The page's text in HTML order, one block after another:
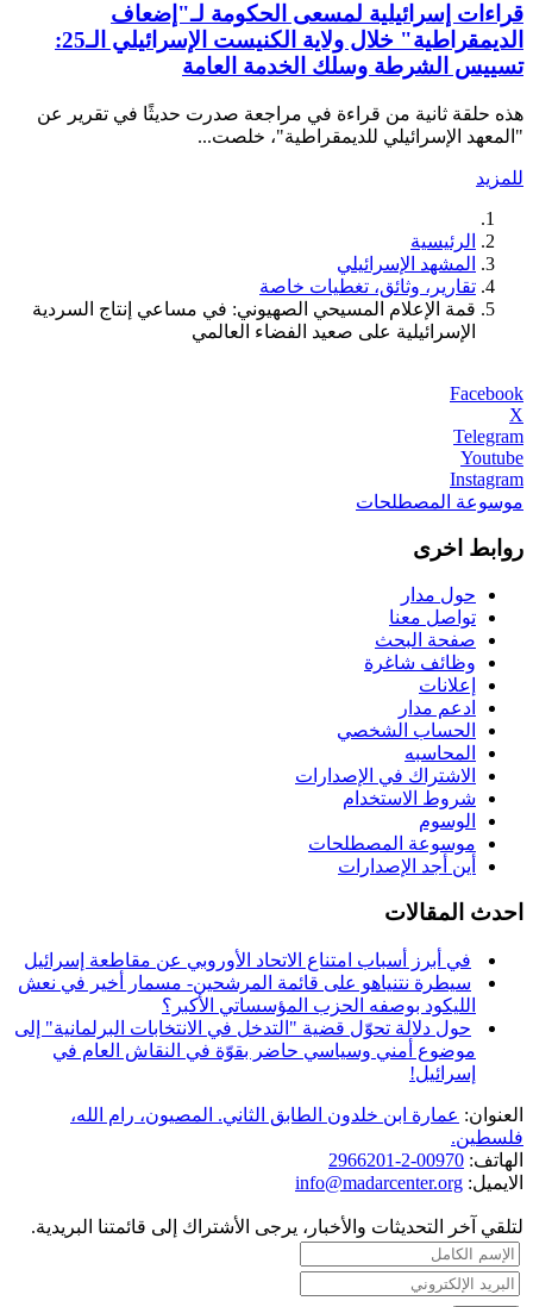
قراءات إسرائيلية لمسعى الحكومة لـ"إضعاف
الديمقراطية" خلال ولاية الكنيست الإسرائيلي الـ25:
تسييس الشرطة وسلك الخدمة العامة
هذه حلقة ثانية من قراءة في مراجعة صدرت حديثًا في تقرير عن
"المعهد الإسرائيلي للديمقراطية"، خلصت...
للمزيد
الرئيسية
المشهد الإسرائيلي
تقارير، وثائق، تغطيات خاصة
قمة الإعلام المسيحي الصهيوني: في مساعي إنتاج السردية
الإسرائيلية على صعيد الفضاء العالمي
Facebook
X
Telegram
Youtube
Instagram
موسوعة المصطلحات
روابط اخرى
حول مدار
تواصل معنا
صفحة البحث
وظائف شاغرة
إعلانات
ادعم مدار
الحساب الشخصي
المحاسبه
الاشتراك في الإصدارات
شروط الاستخدام
الوسوم
موسوعة المصطلحات
أين أجد الإصدارات
احدث المقالات
في أبرز أسباب امتناع الاتحاد الأوروبي عن مقاطعة إسرائيل
سيطرة نتنياهو على قائمة المرشحين- مسمار أخير في نعش
الليكود بوصفه الحزب المؤسساتي الأكبر؟
حول دلالة تحوّل قضية "التدخل في الانتخابات البرلمانية" إلى
موضوع أمني وسياسي حاضر بقوّة في النقاش العام في
إسرائيل!
العنوان: عمارة ابن خلدون الطابق الثاني. المصيون، رام الله،
فلسطين.
الهاتف: 00970-2-2966201
الايميل: info@madarcenter.org
لتلقي آخر التحديثات والأخبار، يرجى الأشتراك إلى قائمتنا البريدية.